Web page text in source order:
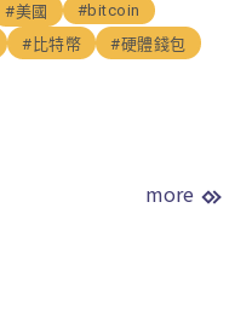
#美國
#bitcoin
#比特幣
#硬體錢包
more